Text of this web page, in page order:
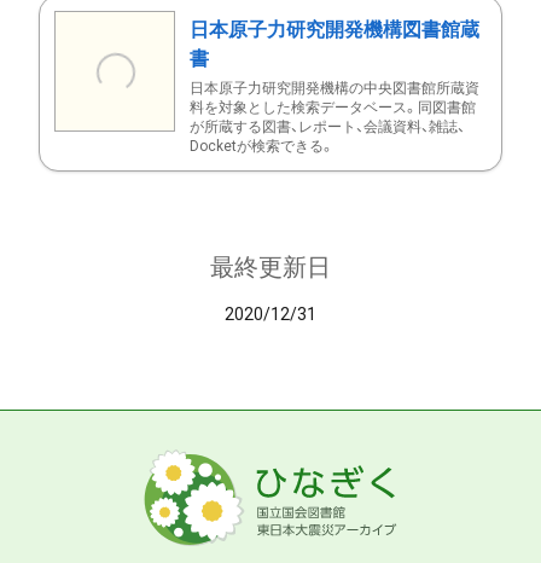
日本原子力研究開発機構図書館蔵
書
日本原子力研究開発機構の中央図書館所蔵資
料を対象とした検索データベース。同図書館
が所蔵する図書、レポート、会議資料、雑誌、
Docketが検索できる。
最終更新日
2020/12/31